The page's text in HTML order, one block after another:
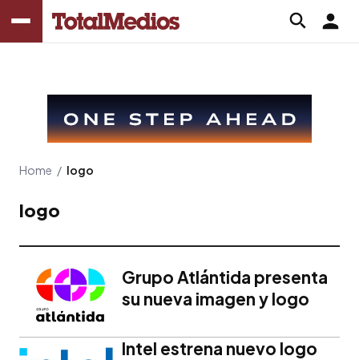
Home / logo
logo
Grupo Atlántida presenta
su nueva imagen y logo
Intel estrena nuevo logo